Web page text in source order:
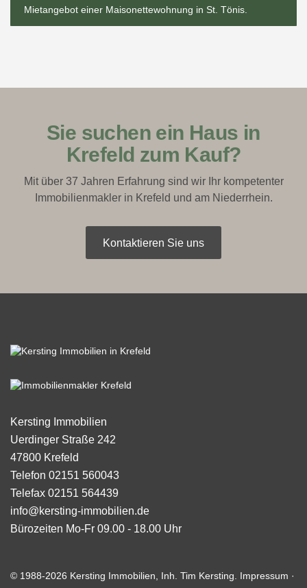
Mietangebot einer Maisonettewohnung in St. Tönis
Sie suchen ein Haus in
Krefeld zum Kauf?
Mit über 37 Jahren Erfahrung sind wir Ihr kompetenter
Immobilienmakler in Krefeld und am Niederrhein.
Kontaktieren Sie uns
Kersting Immobilien
Uerdinger Straße 242
47800 Krefeld
Telefon 02151 560043
Telefax 02151 564439
info@kersting-immobilien.de
Bürozeiten Mo-Fr 09.00 - 18.00 Uhr
© 1988-2026 Kersting Immobilien, Inh. Tim Kersting. Impressum ·